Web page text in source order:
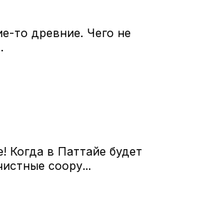
то древние. Чего не
Когда в Паттайе будет
соору...